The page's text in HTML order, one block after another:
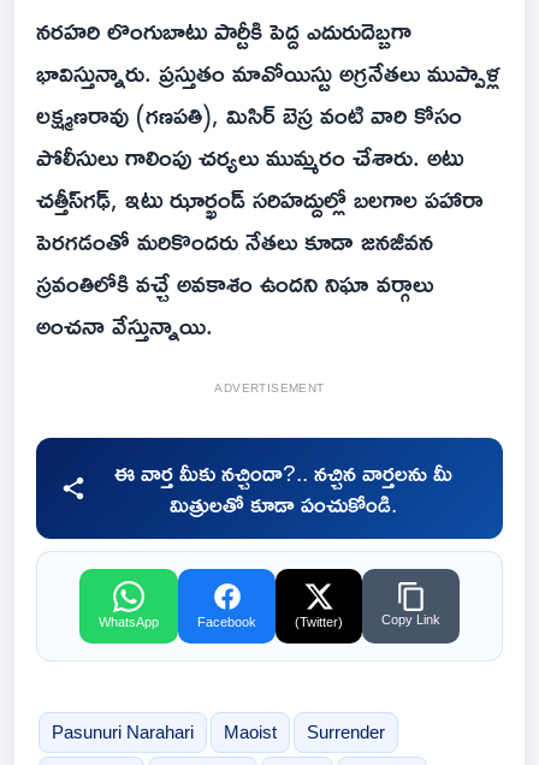
నరహరి లొంగుబాటు పార్టీకి పెద్ద ఎదురుదెబ్బగా
భావిస్తున్నారు. ప్రస్తుతం మావోయిస్టు అగ్రనేతలు ముప్పాళ్ల
లక్ష్మణరావు (గణపతి), మిసిర్ బెస్ర వంటి వారి కోసం
పోలీసులు గాలింపు చర్యలు ముమ్మరం చేశారు. అటు
చత్తీస్‌గఢ్, ఇటు ఝార్ఖండ్ సరిహద్దుల్లో బలగాల పహారా
పెరగడంతో మరికొందరు నేతలు కూడా జనజీవన
స్రవంతిలోకి వచ్చే అవకాశం ఉందని నిఘా వర్గాలు
అంచనా వేస్తున్నాయి.
ADVERTISEMENT
ఈ వార్త మీకు నచ్చిందా?.. నచ్చిన వార్తలను మీ
మిత్రులతో కూడా పంచుకోండి.
WhatsApp Facebook (Twitter) Copy Link
Pasunuri Narahari Maoist Surrender